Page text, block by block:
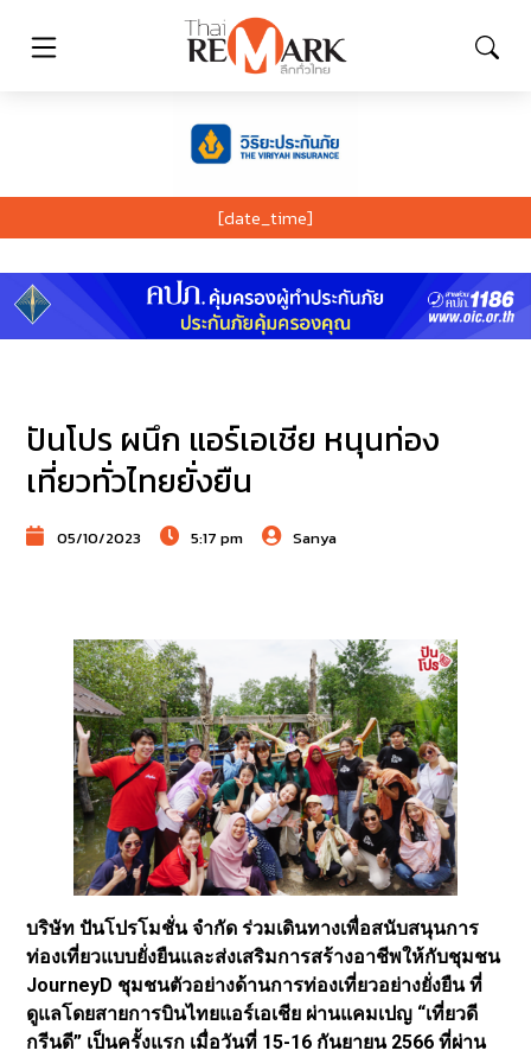
[date_time]
ปันโปร ผนึก แอร์เอเชีย หนุนท่อง
เที่ยวทั่วไทยยั่งยืน
05/10/2023 5:17 pm Sanya
บริษัท ปันโปรโมชั่น จำกัด ร่วมเดินทางเพื่อสนับสนุนการ
ท่องเที่ยวแบบยั่งยืนและส่งเสริมการสร้างอาชีพให้กับชุมชน
JourneyD ชุมชนตัวอย่างด้านการท่องเที่ยวอย่างยั่งยืน ที่
ดูแลโดยสายการบินไทยแอร์เอเชีย ผ่านแคมเปญ “เที่ยวดี
กรีนดี” เป็นครั้งแรก เมื่อวันที่ 15-16 กันยายน 2566 ที่ผ่าน